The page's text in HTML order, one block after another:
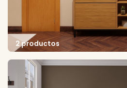
2 productos